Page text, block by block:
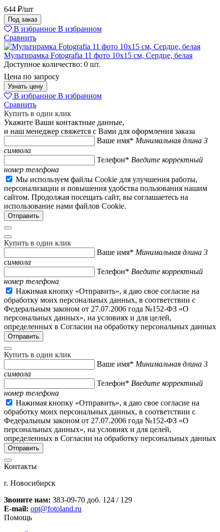
644 ₽/шт
Под заказ
В избранное В избранном
Сравнить
Мультирамка Fotografia 11 фото 10х15 см, Сердце, белая
Доступное количество: 0 шт.
Цена по запросу
Узнать цену
В избранное В избранном
Сравнить
Купить в один клик
Укажите Ваши контактные данные,
и наш менеджер свяжется с Вами для оформления заказа
Ваше имя* Минимальная длина 3
символа
Телефон* Введите корректный
номер телефона
Мы используем файлы Cookie для улучшения работы,
персонализации и повышения удобства пользования нашим
сайтом. Продолжая посещать сайт, вы соглашаетесь на
использование нами файлов Cookie.
Купить в один клик
Ваше имя* Минимальная длина 3
символа
Телефон* Введите корректный
номер телефона
Нажимая кнопку «Отправить», я даю свое согласие на
обработку моих персональных данных, в соответствии с
Федеральным законом от 27.07.2006 года №152-ФЗ «О
персональных данных», на условиях и для целей,
определенных в Согласии на обработку персональных данных
Купить в один клик
Ваше имя* Минимальная длина 3
символа
Телефон* Введите корректный
номер телефона
Нажимая кнопку «Отправить», я даю свое согласие на
обработку моих персональных данных, в соответствии с
Федеральным законом от 27.07.2006 года №152-ФЗ «О
персональных данных», на условиях и для целей,
определенных в Согласии на обработку персональных данных
Контакты
г. Новосибирск
Звоните нам: 383-09-70 доб. 124 / 129
E-mail: opt@fotoland.ru
Помощь